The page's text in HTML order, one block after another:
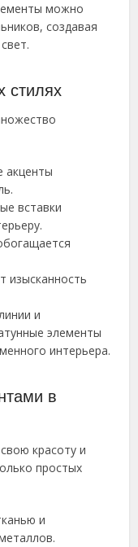
можно
создавая
стилях
акценты
вставки
изысканность
и
элементы
интерьера.
в
красоту и
простых
и